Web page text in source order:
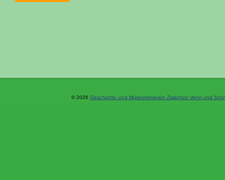
© 2026 Geschichts- und Museumsverein Zwischen Venn und